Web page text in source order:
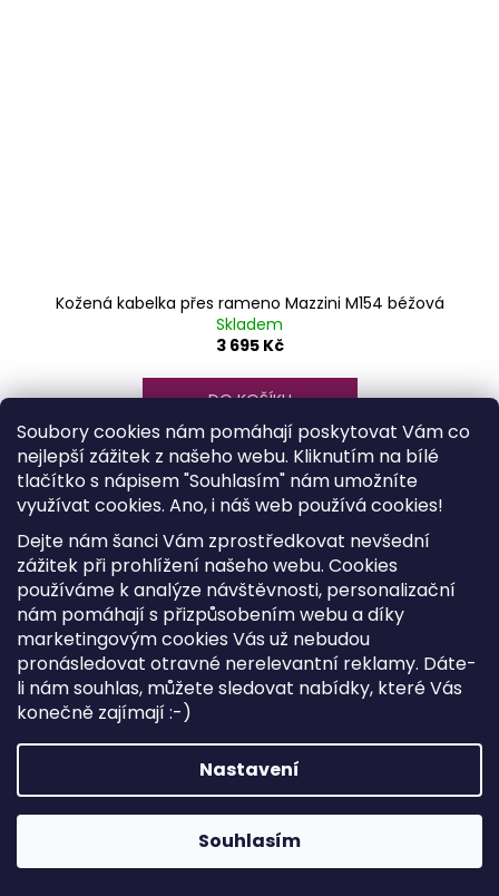
Soubory cookies nám pomáhají poskytovat Vám co
nejlepší zážitek z našeho webu. Kliknutím na bílé
tlačítko s nápisem "Souhlasím" nám umožníte
využívat cookies. Ano, i náš web používá cookies!
Dejte nám šanci Vám zprostředkovat nevšední
zážitek při prohlížení našeho webu. Cookies
používáme k analýze návštěvnosti, personalizační
nám pomáhají s přizpůsobením webu a díky
marketingovým cookies Vás už nebudou
pronásledovat otravné nerelevantní reklamy. Dáte-
li nám souhlas, můžete sledovat nabídky, které Vás
konečně zajímají :-)
Nastavení
Souhlasím
Kožená kabelka přes rameno Mazzini M154 béžová
Skladem
3 695 Kč
DO KOŠÍKU
Kód:V201D